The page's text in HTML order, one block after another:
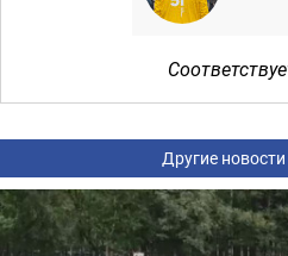
Другие новости